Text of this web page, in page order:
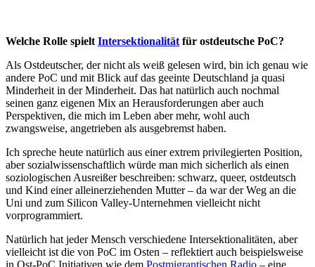
Welche Rolle spielt Intersektionalität für ostdeutsche PoC?
Als Ostdeutscher, der nicht als weiß gelesen wird, bin ich genau wie
andere PoC und mit Blick auf das geeinte Deutschland ja quasi
Minderheit in der Minderheit. Das hat natürlich auch nochmal
seinen ganz eigenen Mix an Herausforderungen aber auch
Perspektiven, die mich im Leben aber mehr, wohl auch
zwangsweise, angetrieben als ausgebremst haben.
Ich spreche heute natürlich aus einer extrem privilegierten Position,
aber sozialwissenschaftlich würde man mich sicherlich als einen
soziologischen Ausreißer beschreiben: schwarz, queer, ostdeutsch
und Kind einer alleinerziehenden Mutter – da war der Weg an die
Uni und zum Silicon Valley-Unternehmen vielleicht nicht
vorprogrammiert.
Natürlich hat jeder Mensch verschiedene Intersektionalitäten, aber
vielleicht ist die von PoC im Osten – reflektiert auch beispielsweise
in Ost-PoC Initiativen wie dem Postmigrantischen Radio – eine